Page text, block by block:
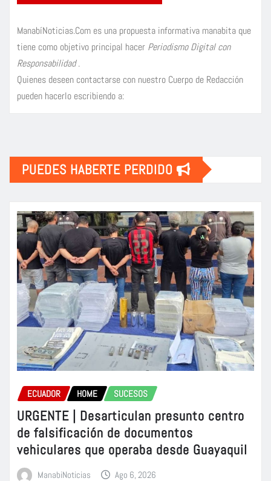
ManabíNoticias.Com es una propuesta informativa manabita que
tiene como objetivo principal hacer Periodismo Digital con
Responsabilidad.
Quienes deseen contactarse con nuestro Cuerpo de Redacción
pueden hacerlo escribiendo a:
PUEDES HABERTE PERDIDO
ECUADOR HOME SUCESOS
URGENTE | Desarticulan presunto centro
de falsificación de documentos
vehiculares que operaba desde Guayaquil
ManabiNoticias Ago 6, 2026